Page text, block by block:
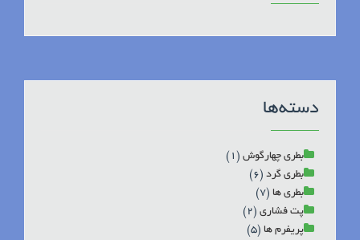
دسته‌ها
بطری چهارگوش (1)
بطری گرد (6)
بطری ها (7)
پت فشاری (2)
پریفرم ها (5)